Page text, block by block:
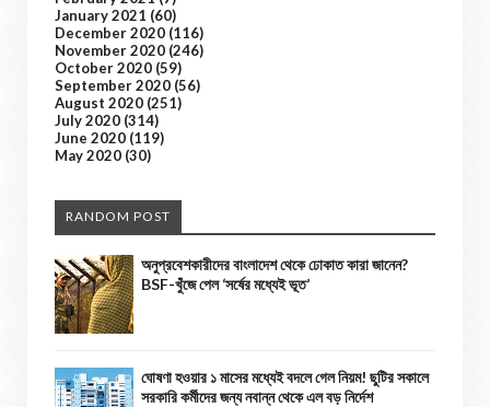
January 2021 (60)
December 2020 (116)
November 2020 (246)
October 2020 (59)
September 2020 (56)
August 2020 (251)
July 2020 (314)
June 2020 (119)
May 2020 (30)
RANDOM POST
অনুপ্রবেশকারীদের বাংলাদেশ থেকে ঢোকাত কারা জানেন?
BSF-খুঁজে পেল ‘সর্ষের মধ্যেই ভূত’
ঘোষণা হওয়ার ১ মাসের মধ্যেই বদলে গেল নিয়ম! ছুটির সকালে
সরকারি কর্মীদের জন্য নবান্ন থেকে এল বড় নির্দেশ